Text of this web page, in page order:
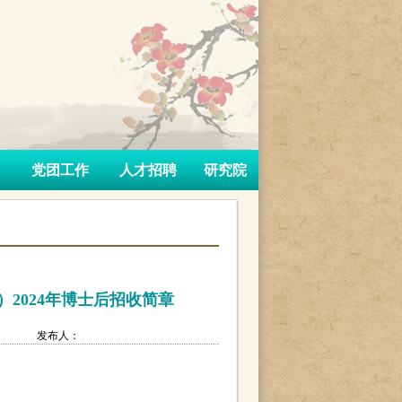
党团工作 人才招聘 研究院
2024年博士后招收简章
发布人：